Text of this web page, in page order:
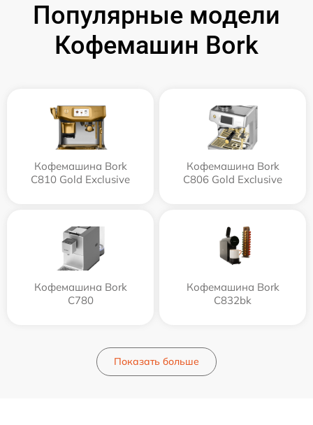
Популярные модели
Кофемашин Bork
Кофемашина Bork
C810 Gold Exclusive
Кофемашина Bork
C806 Gold Exclusive
Кофемашина Bork
C780
Кофемашина Bork
C832bk
Показать больше